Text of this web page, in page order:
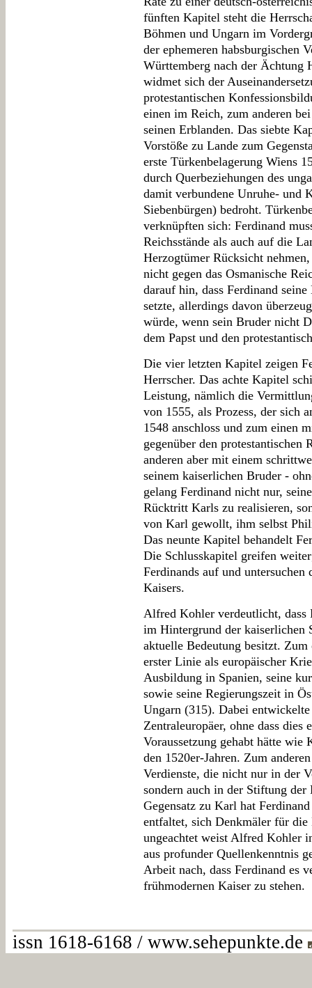
fünften Kapitel steht die
Böhmen und Ungarn im
der ephemeren habsburgischen
Württemberg nach der Ächtung
widmet sich der
protestantischen
einen im Reich, zum anderen
seinen Erblanden. Das siebte
Vorstöße zu Lande zum
erste Türkenbelagerung Wiens
durch Querbeziehungen des
damit verbundene Unruhe- und
Siebenbürgen) bedroht.
verknüpften sich: Ferdinand
Reichsstände als auch auf die
Herzogtümer Rücksicht
nicht gegen das Osmanische
darauf hin, dass Ferdinand
setzte, allerdings davon
würde, wenn sein Bruder nicht
dem Papst und den
Die vier letzten Kapitel zeigen
Herrscher. Das achte Kapitel
Leistung, nämlich die
von 1555, als Prozess, der sich
1548 anschloss und zum einen
gegenüber den protestantischen
anderen aber mit einem
seinem kaiserlichen Bruder -
gelang Ferdinand nicht nur,
Rücktritt Karls zu realisieren,
von Karl gewollt, ihm selbst
Das neunte Kapitel behandelt
Die Schlusskapitel greifen
Ferdinands auf und untersuchen
Kaisers.
Alfred Kohler verdeutlicht, dass
im Hintergrund der kaiserlichen
aktuelle Bedeutung besitzt.
erster Linie als europäischer
Ausbildung in Spanien, seine
sowie seine Regierungszeit in
Ungarn (315). Dabei
Zentraleuropäer, ohne dass dies
Voraussetzung gehabt hätte wie
den 1520er-Jahren. Zum
Verdienste, die nicht nur in der
sondern auch in der Stiftung
Gegensatz zu Karl hat
entfaltet, sich Denkmäler für die
ungeachtet weist Alfred Kohler
aus profunder Quellenkenntnis
Arbeit nach, dass Ferdinand es
frühmodernen Kaiser zu stehen.
issn 1618-6168 / www.sehepunkte.de